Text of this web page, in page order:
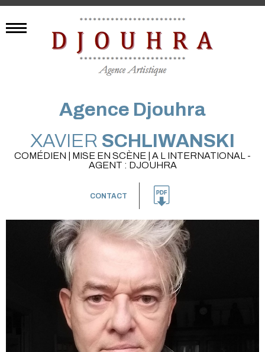
Agence Djouhra
XAVIER SCHLIWANSKI
COMÉDIEN | MISE EN SCÈNE | A L INTERNATIONAL -
AGENT : DJOUHRA
CONTACT